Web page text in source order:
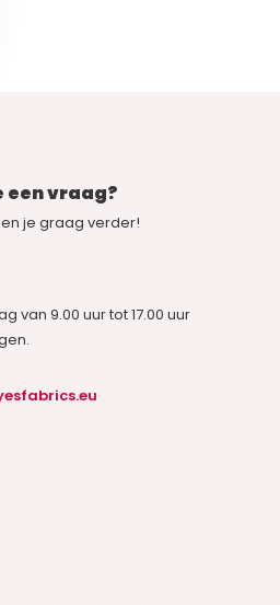
een vraag?
je graag verder!
van 9.00 uur tot 17.00 uur